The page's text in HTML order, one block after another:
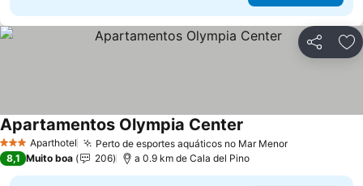
Partilhar
3 EstrelasAparthotel Perto de esportes aquáticos no Mar MenorVer preços
Apartamentos Olympia Center
8,1 Muito boa 206 a 0.9 km de Cala del Pino